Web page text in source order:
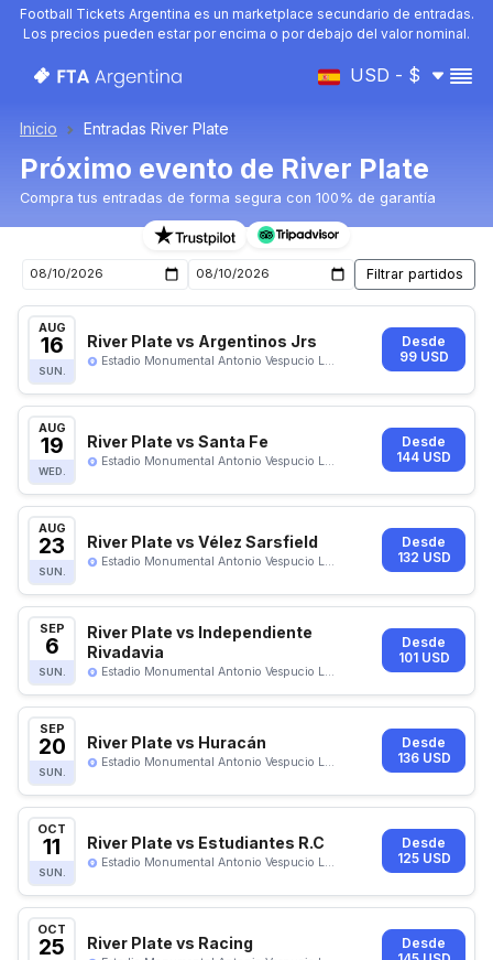
Football Tickets Argentina es un marketplace secundario de entradas.
Los precios pueden estar por encima o por debajo del valor nominal.
USD - $
Inicio Entradas River Plate
Próximo evento de River Plate
Compra tus entradas de forma segura con 100% de garantía
Entradas para el próximo evento de River Plate
AUG
16
SUN.
River Plate vs Argentinos Jrs
Estadio Monumental Antonio Vespucio L...
Desde
99 USD
AUG
19
WED.
River Plate vs Santa Fe
Estadio Monumental Antonio Vespucio L...
Desde
144 USD
AUG
23
SUN.
River Plate vs Vélez Sarsfield
Estadio Monumental Antonio Vespucio L...
Desde
132 USD
SEP
6
SUN.
River Plate vs Independiente
Rivadavia
Estadio Monumental Antonio Vespucio L...
Desde
101 USD
SEP
20
SUN.
River Plate vs Huracán
Estadio Monumental Antonio Vespucio L...
Desde
136 USD
OCT
11
SUN.
River Plate vs Estudiantes R.C
Estadio Monumental Antonio Vespucio L...
Desde
125 USD
OCT
25 River Plate vs Racing
Desde